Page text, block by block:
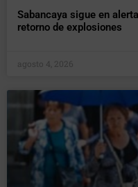
Sabancaya sigue en
retorno de explosiones
agosto 4, 2026